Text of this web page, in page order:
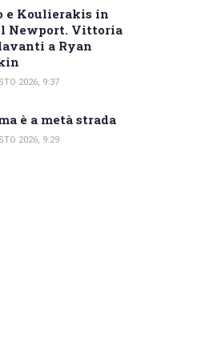
e Koulierakis in
Newport. Vittoria
a Ryan
2026, 9:37
è a metà strada
2026, 9:29